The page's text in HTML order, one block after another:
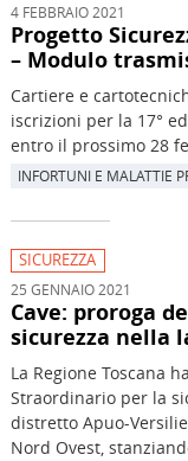
4 FEBBRAIO 2021
Progetto
– Modulo
Cartiere e
iscrizioni per la 17°
entro il prossimo 28
INFORTUNI E MALATTIE
SICUREZZA
25 GENNAIO 2021
Cave: proroga
sicurezza nella
La Regione Toscana
Straordinario per la
distretto Apuo-
Nord Ovest,